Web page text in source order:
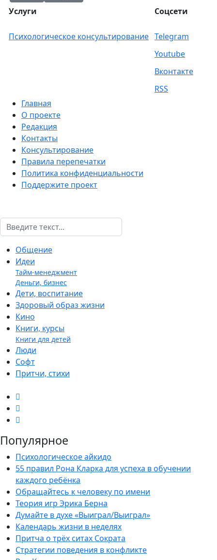
Услуги Соцсети
Психологическое консультирование Telegram
Youtube
Вконтакте
RSS
Главная
О проекте
Редакция
Контакты
Консультирование
Правила перепечатки
Политика конфиденциальности
Поддержите проект
Поиск
Общение
Идеи
Тайм-менеджмент
Деньги, бизнес
Дети, воспитание
Здоровый образ жизни
Кино
Книги, курсы
Книги для детей
Люди
Софт
Притчи, стихи
Популярное
Психологическое айкидо
55 правил Рона Кларка для успеха в обучении
каждого ребёнка
Обращайтесь к человеку по имени
Теория игр Эрика Берна
Думайте в духе «Выиграл/Выиграл»
Календарь жизни в неделях
Притча о трёх ситах Сократа
Стратегии поведения в конфликте